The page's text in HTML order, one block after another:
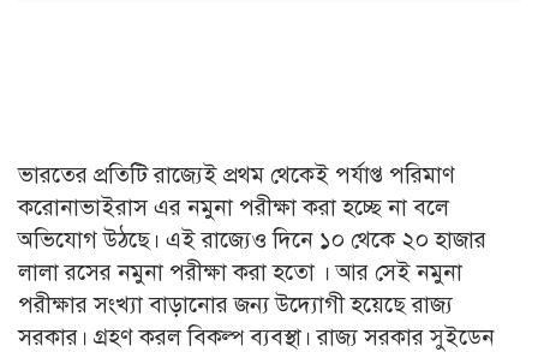
ভারতের প্রতিটি রাজ্যেই প্রথম থেকেই পর্যাপ্ত পরিমাণ
করোনাভাইরাস এর নমুনা পরীক্ষা করা হচ্ছে না বলে
অভিযোগ উঠছে। এই রাজ্যেও দিনে ১০ থেকে ২০ হাজার
লালা রসের নমুনা পরীক্ষা করা হতো । আর সেই নমুনা
পরীক্ষার সংখ্যা বাড়ানোর জন্য উদ্যোগী হয়েছে রাজ্য
সরকার। গ্রহণ করল বিকল্প ব্যবস্থা। রাজ্য সরকার সুইডেন